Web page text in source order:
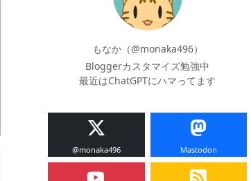
もなか（@monaka496）
Bloggerカスタマイズ勉強中
最近はChatGPTにハマってます
@monaka496 Mastodon